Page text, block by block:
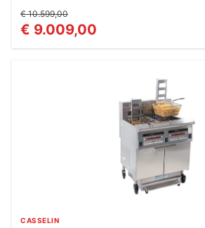
€ 10.599,00
€ 9.009,00
CASSELIN